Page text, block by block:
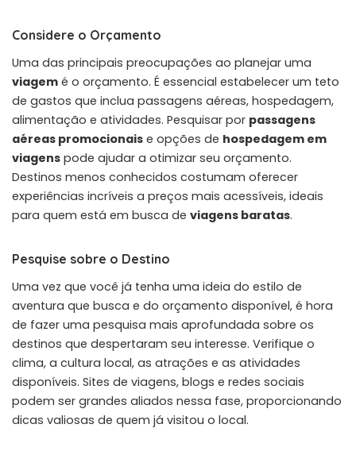
Considere o Orçamento
Uma das principais preocupações ao planejar uma
viagem é o orçamento. É essencial estabelecer um teto
de gastos que inclua passagens aéreas, hospedagem,
alimentação e atividades. Pesquisar por passagens
aéreas promocionais e opções de hospedagem em
viagens pode ajudar a otimizar seu orçamento.
Destinos menos conhecidos costumam oferecer
experiências incríveis a preços mais acessíveis, ideais
para quem está em busca de viagens baratas.
Pesquise sobre o Destino
Uma vez que você já tenha uma ideia do estilo de
aventura que busca e do orçamento disponível, é hora
de fazer uma pesquisa mais aprofundada sobre os
destinos que despertaram seu interesse. Verifique o
clima, a cultura local, as atrações e as atividades
disponíveis. Sites de viagens, blogs e redes sociais
podem ser grandes aliados nessa fase, proporcionando
dicas valiosas de quem já visitou o local.